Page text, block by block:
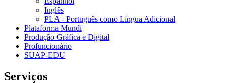
Inglês
PLA - Português como Língua Adicional
Plataforma Mundi
Produção Gráfica e Digital
Profuncionário
SUAP-EDU
Serviços